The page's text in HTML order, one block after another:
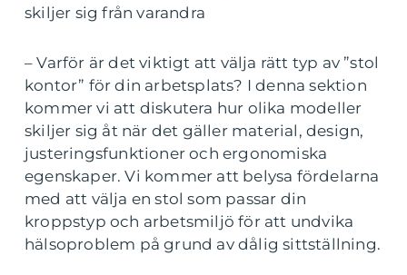
skiljer sig från varandra
– Varför är det viktigt att välja rätt typ av ”stol
kontor” för din arbetsplats? I denna sektion
kommer vi att diskutera hur olika modeller
skiljer sig åt när det gäller material, design,
justeringsfunktioner och ergonomiska
egenskaper. Vi kommer att belysa fördelarna
med att välja en stol som passar din
kroppstyp och arbetsmiljö för att undvika
hälsoproblem på grund av dålig sittställning.